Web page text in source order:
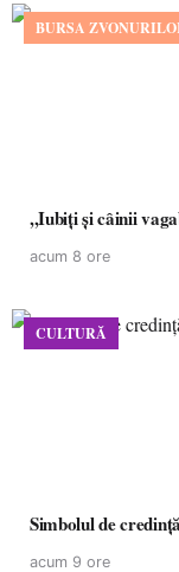
BURSA
,,Iubiți și câinii
acum 8 ore
CULTURĂ
Simbolul de
acum 9 ore